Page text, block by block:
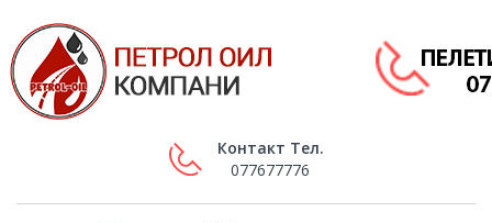
Контакт Тел.
077677776